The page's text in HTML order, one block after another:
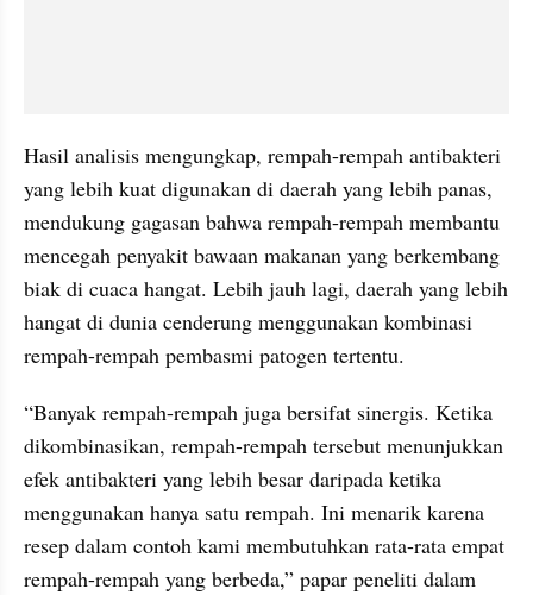
Hasil analisis mengungkap, rempah-rempah antibakteri
yang lebih kuat digunakan di daerah yang lebih panas,
mendukung gagasan bahwa rempah-rempah membantu
mencegah penyakit bawaan makanan yang berkembang
biak di cuaca hangat. Lebih jauh lagi, daerah yang lebih
hangat di dunia cenderung menggunakan kombinasi
rempah-rempah pembasmi patogen tertentu.
“Banyak rempah-rempah juga bersifat sinergis. Ketika
dikombinasikan, rempah-rempah tersebut menunjukkan
efek antibakteri yang lebih besar daripada ketika
menggunakan hanya satu rempah. Ini menarik karena
resep dalam contoh kami membutuhkan rata-rata empat
rempah-rempah yang berbeda,” papar peneliti dalam